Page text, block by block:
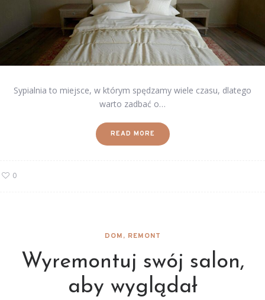
Sypialnia to miejsce, w którym spędzamy wiele czasu, dlatego
warto zadbać o…
READ MORE
0
DOM, REMONT
Wyremontuj swój salon,
aby wyglądał